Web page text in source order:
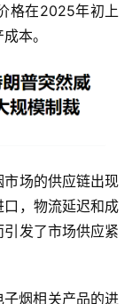
格在2025年初上
本。
场的供应链出现
，物流延迟和成
发了市场供应紧
烟相关产品的进